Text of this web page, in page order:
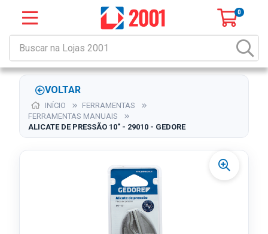
0
VOLTAR
INÍCIO
FERRAMENTAS
FERRAMENTAS MANUAIS
ALICATE DE PRESSÃO 10" - 29010 - GEDORE